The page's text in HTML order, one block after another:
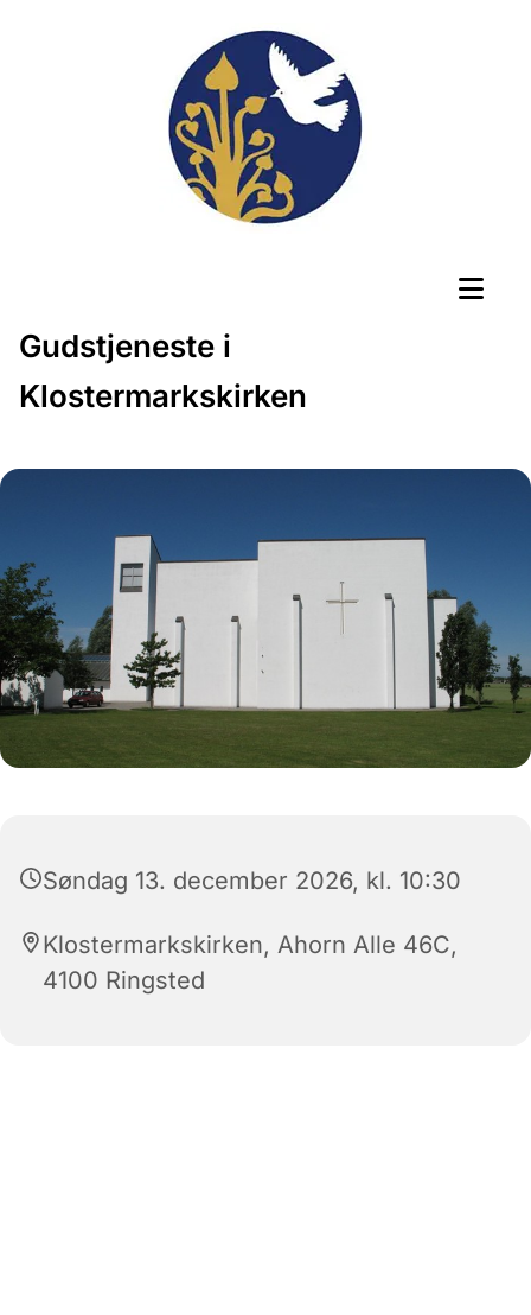
Gudstjeneste i
Klostermarkskirken
Søndag 13. december 2026, kl. 10:30
Klostermarkskirken, Ahorn Alle 46C,
4100 Ringsted